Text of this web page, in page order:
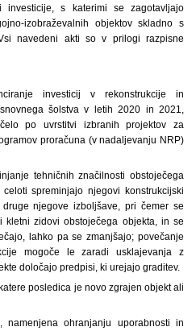
investicije, s katerimi se zagotavljajo
izobraževalnih objektov skladno s
navedeni akti so v prilogi razpisne
investicij v rekonstrukcije in
šolstva v letih 2020 in 2021,
po uvrstitvi izbranih projektov za
proračuna (v nadaljevanju NRP)
tehničnih značilnosti obstoječega
spreminjajo njegovi konstrukcijski
njegove izboljšave, pri čemer se
zidovi obstoječega objekta, in se
lahko pa se zmanjšajo; povečanje
mogoče le zaradi usklajevanja z
določajo predpisi, ki urejajo graditev.
posledica je novo zgrajen objekt ali
namenjena ohranjanju uporabnosti in